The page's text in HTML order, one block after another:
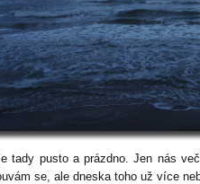
tady pusto a prázdno. Jen nás
se, ale dneska toho už více